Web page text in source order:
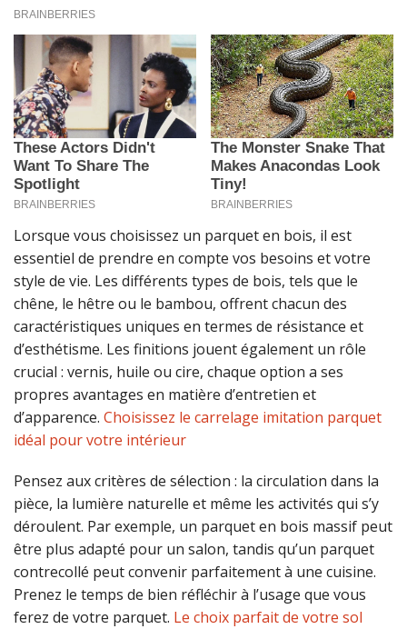
Lorsque vous choisissez un parquet en bois, il est
essentiel de prendre en compte vos besoins et votre
style de vie. Les différents types de bois, tels que le
chêne, le hêtre ou le bambou, offrent chacun des
caractéristiques uniques en termes de résistance et
d’esthétisme. Les finitions jouent également un rôle
crucial : vernis, huile ou cire, chaque option a ses
propres avantages en matière d’entretien et
d’apparence. Choisissez le carrelage imitation parquet
idéal pour votre intérieur
Pensez aux critères de sélection : la circulation dans la
pièce, la lumière naturelle et même les activités qui s’y
déroulent. Par exemple, un parquet en bois massif peut
être plus adapté pour un salon, tandis qu’un parquet
contrecollé peut convenir parfaitement à une cuisine.
Prenez le temps de bien réfléchir à l’usage que vous
ferez de votre parquet. Le choix parfait de votre sol